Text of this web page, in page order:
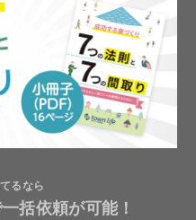
るなら
括依頼が可能！